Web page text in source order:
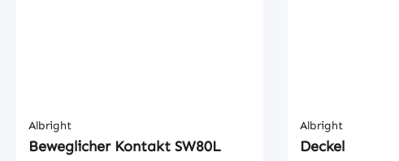
Albright
Beweglicher Kontakt SW80L
Albright
Deckel